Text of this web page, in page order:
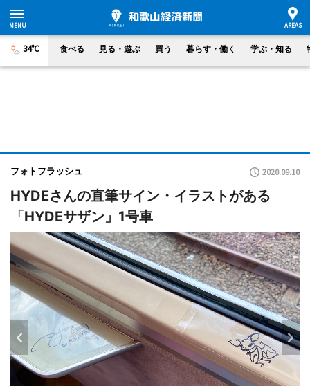
34°C 食べる 見る・遊ぶ 買う 暮らす・働く 学ぶ・知る
フォトフラッシュ 2020.09.10
HYDEさんの直筆サイン・イラストがある
「HYDEサザン」1号車